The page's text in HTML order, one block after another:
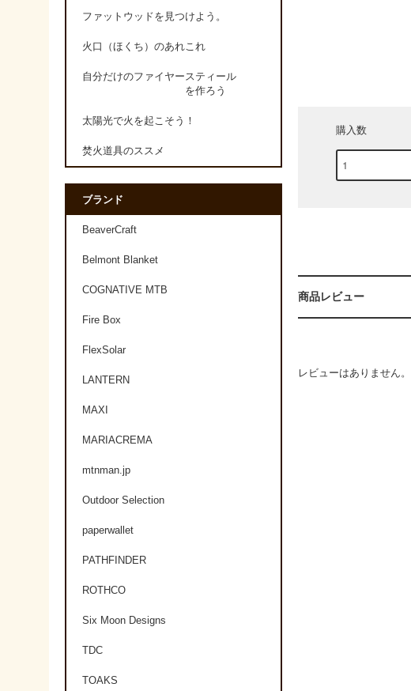
購入数
商品レビュー
レビューはありません。
ファットウッドを見つけよう。
火口（ほくち）のあれこれ
自分だけのファイヤースティール
を作ろう
太陽光で火を起こそう！
焚火道具のススメ
ブランド
BeaverCraft
Belmont Blanket
COGNATIVE MTB
Fire Box
FlexSolar
LANTERN
MAXI
MARIACREMA
mtnman.jp
Outdoor Selection
paperwallet
PATHFINDER
ROTHCO
Six Moon Designs
TDC
TOAKS